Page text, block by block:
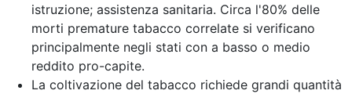
istruzione; assistenza sanitaria. Circa l'80% delle
morti premature tabacco correlate si verificano
principalmente negli stati con a basso o medio
reddito pro-capite.
La coltivazione del tabacco richiede grandi quantità